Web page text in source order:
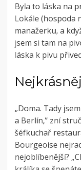
Byla to láska na
Lokále (hospoda
manažerku, a
jsem si tam na
láska k pivu
„Doma. Tady
a Berlín,” zní
šéfkuchař
Bourgeoise
nejoblíbenější?